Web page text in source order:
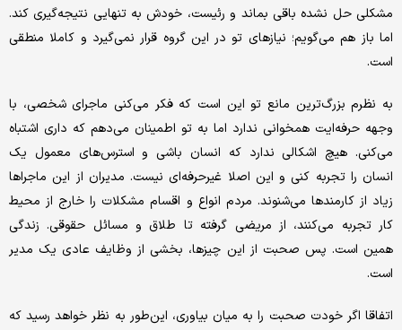
مشکلی حل نشده باقی بماند و رئیست، خودش به تنهایی نتیجه‌‌‌گیری کند.
اما باز هم می‌‌‌گویم؛ نیازهای تو در این گروه قرار نمی‌گیرد و کاملا منطقی
است.
به نظرم بزرگ‌ترین مانع تو این است که فکر می‌‌‌کنی ماجرای شخصی، با
وجهه حرفه‌‌‌ایت همخوانی ندارد اما به تو اطمینان می‌‌‌دهم که داری اشتباه
می‌‌‌کنی. هیچ اشکالی ندارد که انسان باشی و استرس‌‌‌های معمول یک
انسان را تجربه کنی و این اصلا غیرحرفه‌‌‌ای نیست. مدیران از این ماجراها
زیاد از کارمندها می‌‌‌شنوند. مردم انواع و اقسام مشکلات را خارج از محیط
کار تجربه می‌کنند، از مریضی گرفته تا طلاق و مسائل حقوقی. زندگی
همین است. پس صحبت از این چیزها، بخشی از وظایف عادی یک مدیر
است.
اتفاقا اگر خودت صحبت را به میان بیاوری، این‌طور به نظر خواهد رسید که